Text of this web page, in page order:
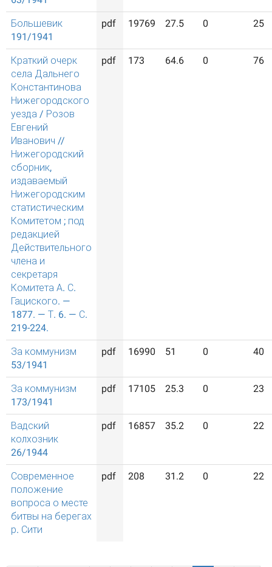
Большевик
191/1941
pdf 19769 27.5 0 25
Краткий очерк
села Дальнего
Константинова
Нижегородского
уезда / Розов
Евгений
Иванович //
Нижегородский
сборник,
издаваемый
Нижегородским
статистическим
Комитетом ; под
редакцией
Действительного
члена и
секретаря
Комитета А. С.
Гациского. —
1877. — Т. 6. — С.
219-224.
pdf 173 64.6 0 76
За коммунизм
53/1941
pdf 16990 51 0 40
За коммунизм
173/1941
pdf 17105 25.3 0 23
Вадский
колхозник
26/1944
pdf 16857 35.2 0 22
Современное
положение
вопроса о месте
битвы на берегах
р. Сити
pdf 208 31.2 0 22